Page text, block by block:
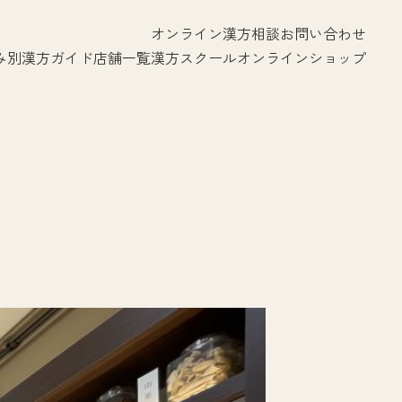
オンライン漢方相談お問い合わせ
別漢方ガイド店舗一覧漢方スクールオンラインショップ